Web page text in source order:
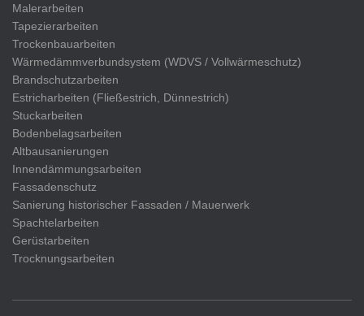
Malerarbeiten
Tapezierarbeiten
Trockenbauarbeiten
Wärmedämmverbundsystem (WDVS / Vollwärmeschutz)
Brandschutzarbeiten
Estricharbeiten (Fließestrich, Dünnestrich)
Stuckarbeiten
Bodenbelagsarbeiten
Altbausanierungen
Innendämmungsarbeiten
Fassadenschutz
Sanierung historischer Fassaden / Mauerwerk
Spachtelarbeiten
Gerüstarbeiten
Trocknungsarbeiten